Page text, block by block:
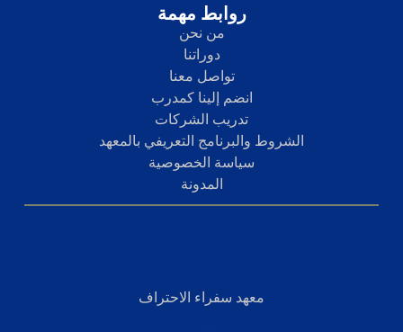
روابط مهمة
من نحن
دوراتنا
تواصل معنا
انضم إلينا كمدرب
تدريب الشركات
الشروط والبرنامج التعريفي بالمعهد
سياسة الخصوصية
المدونة
معهد سفراء الاحتراف